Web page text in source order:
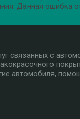
Данная ошибка
связанных с
автомобиля,